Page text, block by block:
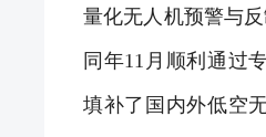
量化无人机预警与
同年11月顺利通过
填补了国内外低空